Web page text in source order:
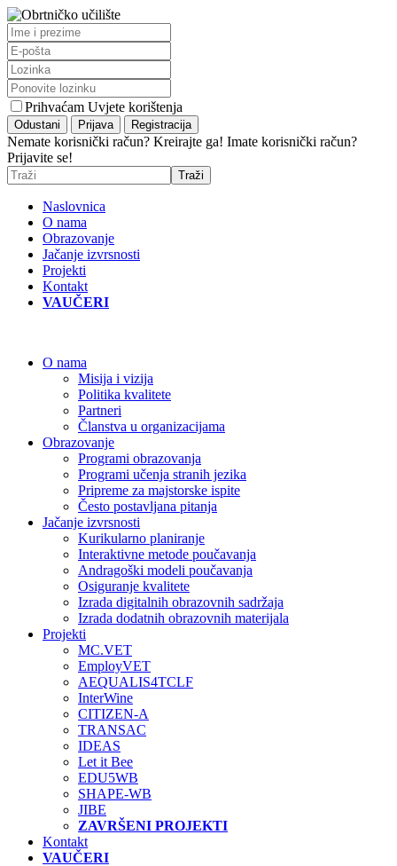
Prihvaćam Uvjete korištenja
Nemate korisnički račun? Kreirajte ga! Imate korisnički račun?
Prijavite se!
Naslovnica
O nama
Obrazovanje
Jačanje izvrsnosti
Projekti
Kontakt
VAUČERI
O nama
Misija i vizija
Politika kvalitete
Partneri
Članstva u organizacijama
Obrazovanje
Programi obrazovanja
Programi učenja stranih jezika
Pripreme za majstorske ispite
Često postavljana pitanja
Jačanje izvrsnosti
Kurikularno planiranje
Interaktivne metode poučavanja
Andragoški modeli poučavanja
Osiguranje kvalitete
Izrada digitalnih obrazovnih sadržaja
Izrada dodatnih obrazovnih materijala
Projekti
MC.VET
EmployVET
AEQUALIS4TCLF
InterWine
CITIZEN-A
TRANSAC
IDEAS
Let it Bee
EDU5WB
SHAPE-WB
JIBE
ZAVRŠENI PROJEKTI
Kontakt
VAUČERI